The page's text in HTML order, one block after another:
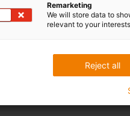
Remarketing
We will store data to
relevant to your
Reject all